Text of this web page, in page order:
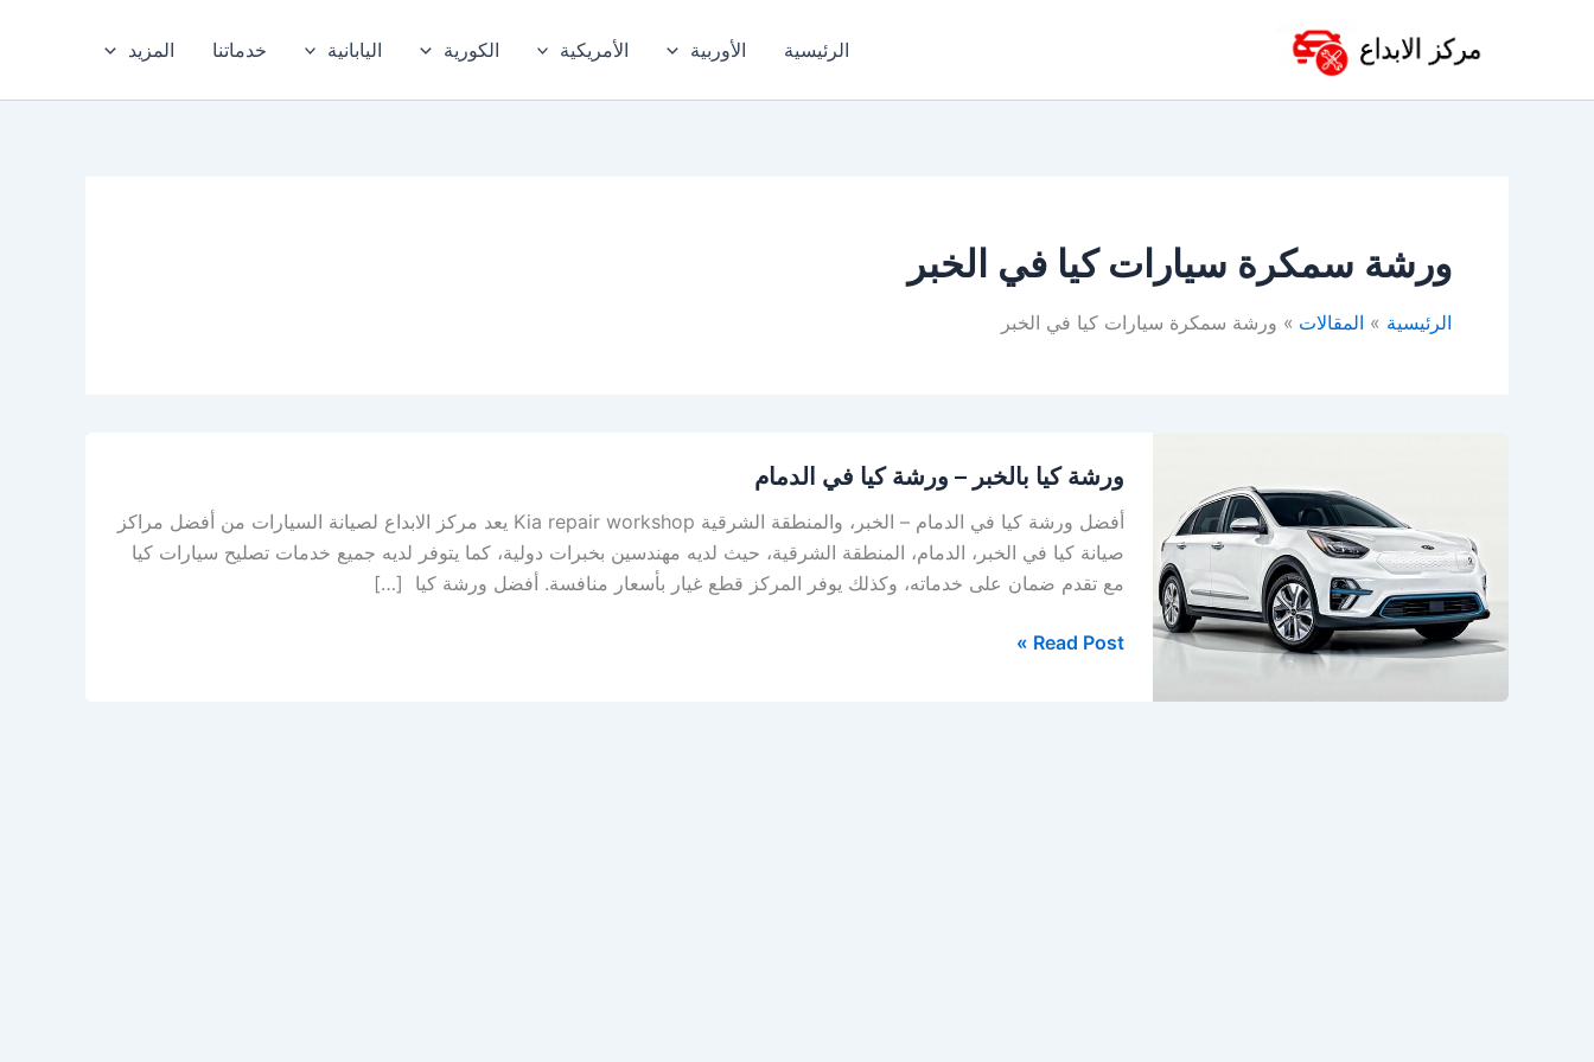
الرئيسية الأوربية الأمريكية الكورية اليابانية خدماتنا المزيد
ورشة سمكرة سيارات كيا في الخبر
الرئيسية المقالات ورشة سمكرة سيارات كيا في الخبر
ورشة كيا بالخبر – ورشة كيا في الدمام
أفضل ورشة كيا في الدمام – الخبر، والمنطقة الشرقية Kia repair workshop يعد مركز الابداع لصيانة السيارات من أفضل مراكز
صيانة كيا في الخبر، الدمام، المنطقة الشرقية، حيث لديه مهندسين بخبرات دولية، كما يتوفر لديه جميع خدمات تصليح سيارات كيا
مع تقدم ضمان على خدماته، وكذلك يوفر المركز قطع غيار بأسعار منافسة. أفضل ورشة كيا […]
كيا
بالخبر
ورشة
كيا
في
Read Post »